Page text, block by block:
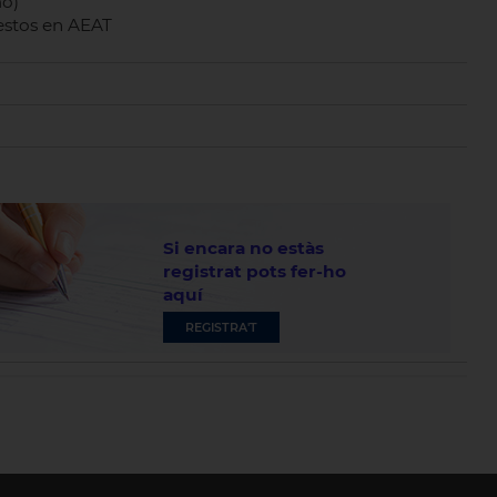
en AEAT
Si encara no estàs
registrat pots fer-ho
aquí
REGISTRA'T